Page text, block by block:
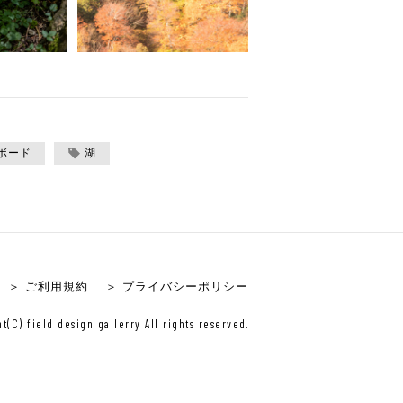
ード 湖
＞ ご利用規約 ＞ プライバシーポリシー
field design gallerry All rights reserved.